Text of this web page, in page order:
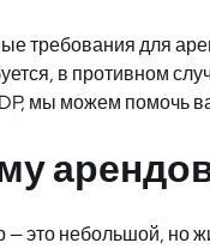
требования для
в противном
мы можем помочь
это небольшой, но